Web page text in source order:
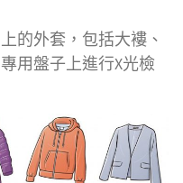
的外套，包括大褸、
用盤子上進行X光檢